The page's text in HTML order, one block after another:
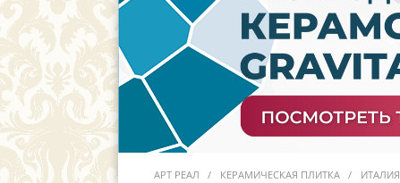
АРТ РЕАЛ КЕРАМИЧЕСКАЯ ПЛИТКА ИТАЛИЯ